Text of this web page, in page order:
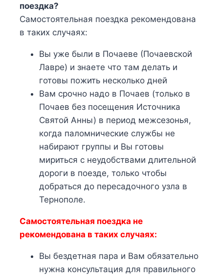
поездка?
Самостоятельная поездка рекомендована
в таких случаях:
Вы уже были в Почаеве (Почаевской
Лавре) и знаете что там делать и
готовы пожить несколько дней
Вам срочно надо в Почаев (только в
Почаев без посещения Источника
Святой Анны) в период межсезонья,
когда паломнические службы не
набирают группы и Вы готовы
мириться с неудобствами длительной
дороги в поезде, только чтобы
добраться до пересадочного узла в
Тернополе.
Самостоятельная поездка не
рекомендована в таких случаях:
Вы бездетная пара и Вам обязательно
нужна консультация для правильного